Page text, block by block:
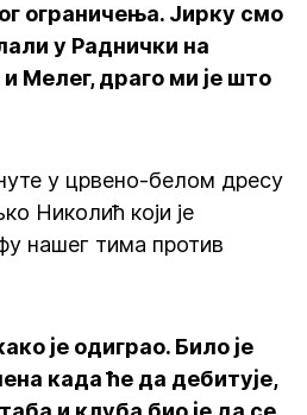
ограничења. Јирку смо
у Раднички на
и Мелег, драго ми је што
у црвено-белом дресу
Николић који је
нашег тима против
је одиграо. Било је
када ће да дебитује,